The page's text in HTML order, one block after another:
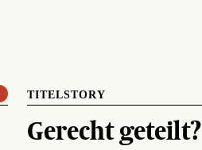
TITELSTORY
Gerecht geteilt?